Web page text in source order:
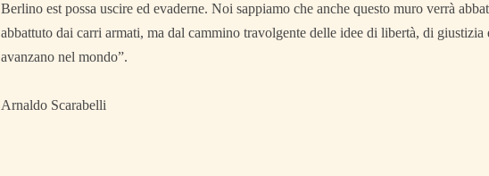
Berlino est possa uscire ed evaderne. Noi sappiamo che anche questo muro verrà
abbattuto dai carri armati, ma dal cammino travolgente delle idee di libertà, di giustizia
avanzano nel mondo”.
Arnaldo Scarabelli